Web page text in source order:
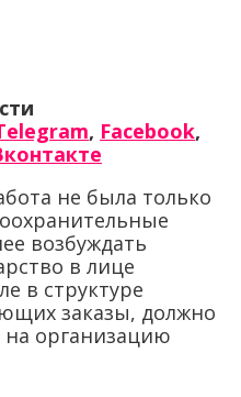
, Facebook,
не была только
возбуждать
в лице
в структуре
заказы, должно
на организацию